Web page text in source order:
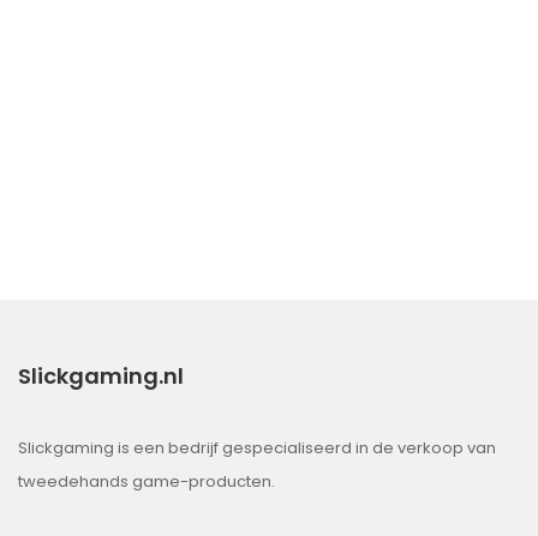
Slickgaming.nl
Slickgaming is een bedrijf gespecialiseerd in de verkoop van
tweedehands game-producten.